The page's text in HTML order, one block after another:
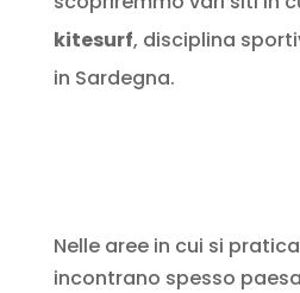
kitesurf, disciplina
in Sardegna.
Nelle aree in cui si
incontrano spesso